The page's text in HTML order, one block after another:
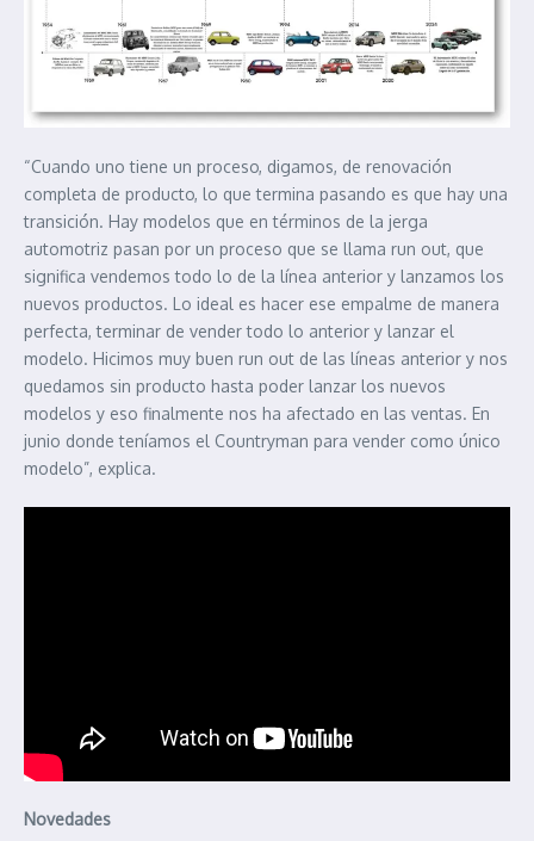
“Cuando uno tiene un proceso, digamos, de renovación
completa de producto, lo que termina pasando es que hay una
transición. Hay modelos que en términos de la jerga
automotriz pasan por un proceso que se llama run out, que
significa vendemos todo lo de la línea anterior y lanzamos los
nuevos productos. Lo ideal es hacer ese empalme de manera
perfecta, terminar de vender todo lo anterior y lanzar el
modelo. Hicimos muy buen run out de las líneas anterior y nos
quedamos sin producto hasta poder lanzar los nuevos
modelos y eso finalmente nos ha afectado en las ventas. En
junio donde teníamos el Countryman para vender como único
modelo”, explica.
Novedades